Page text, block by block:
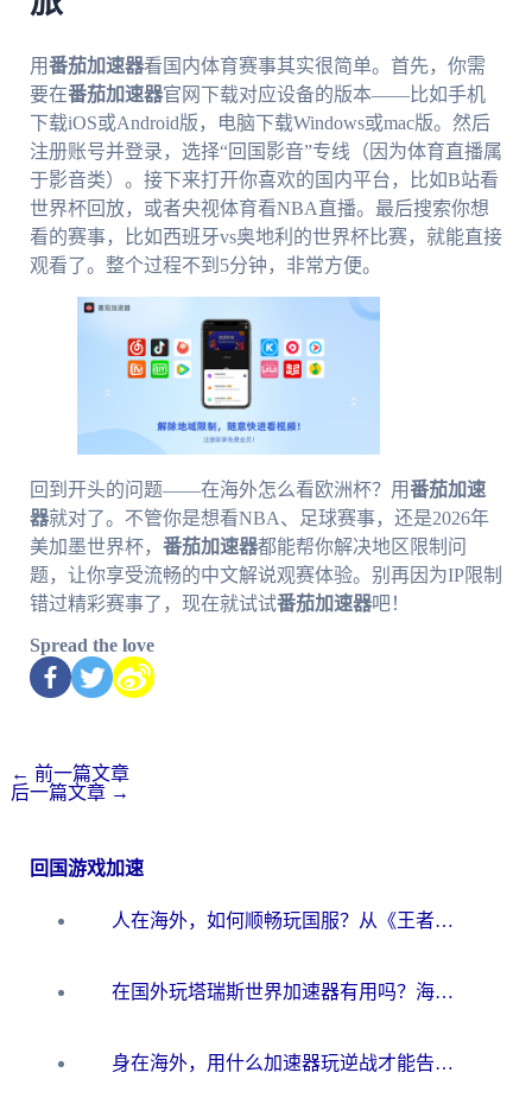
用番茄加速器看国内体育赛事其实很简单。首先，你需
要在番茄加速器官网下载对应设备的版本——比如手机
下载iOS或Android版，电脑下载Windows或mac版。然后
注册账号并登录，选择“回国影音”专线（因为体育直播属
于影音类）。接下来打开你喜欢的国内平台，比如B站看
世界杯回放，或者央视体育看NBA直播。最后搜索你想
看的赛事，比如西班牙vs奥地利的世界杯比赛，就能直接
观看了。整个过程不到5分钟，非常方便。
回到开头的问题——在海外怎么看欧洲杯？用番茄加速
器就对了。不管你是想看NBA、足球赛事，还是2026年
美加墨世界杯， 番茄加速器都能帮你解决地区限制问
题，让你享受流畅的中文解说观赛体验。别再因为IP限制
错过精彩赛事了，现在就试试番茄加速器吧！
Spread the love
← 前一篇文章
后一篇文章 →
回国游戏加速
人在海外，如何顺畅玩国服？从《王者荣耀》到《云图计划》的加速器终极指南
在国外玩塔瑞斯世界加速器有用吗？海外玩家亲测后的真实答案
身在海外，用什么加速器玩逆战才能告别延迟？